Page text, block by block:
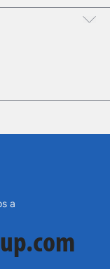
a